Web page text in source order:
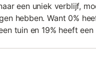
een uniek verblijf,
hebben. Want 0%
tuin en 19% heeft een